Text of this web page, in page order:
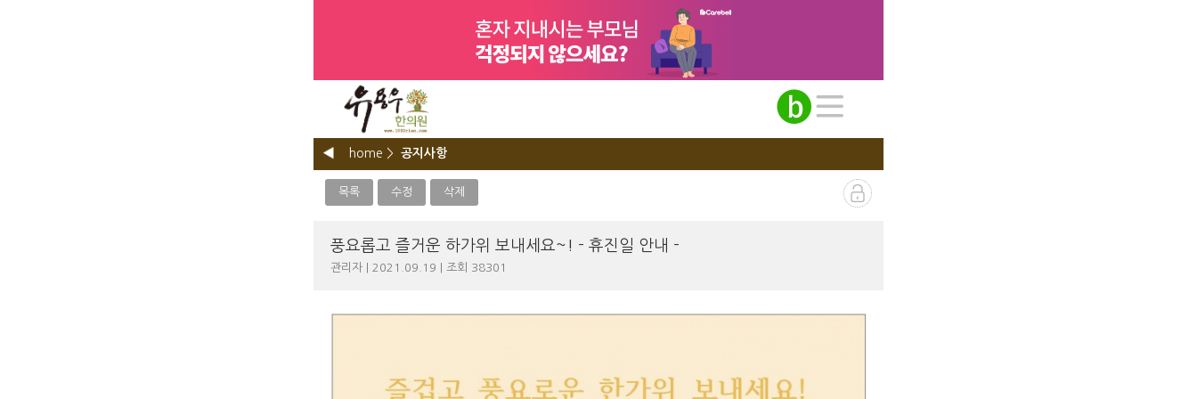
home > 공지사항
목록 수정 삭제
풍요롭고 즐거운 하가위 보내세요~! - 휴진일 안내 -
관리자 | 2021.09.19 | 조회 38301